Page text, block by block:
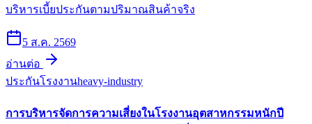
บริหารเบี้ยประกันตามปริมาณสินค้าจริง
5 ส.ค. 2569
อ่านต่อ
ประกันโรงงานheavy-industry
การบริหารจัดการความเสี่ยงในโรงงานอุตสาหกรรมหนักปี